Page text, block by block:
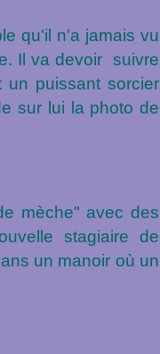
qu'il n'a jamais vu
Il va devoir suivre
un puissant sorcier
sur lui la photo de
mèche" avec des
stagiaire de
un manoir où un